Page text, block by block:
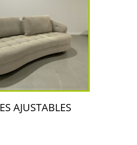
AJUSTABLES